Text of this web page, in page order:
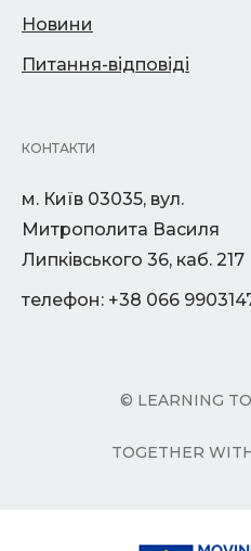
Новини
Питання-відповіді
КОНТАКТИ
м. Київ 03035, вул.
Митрополита Василя
Липківського 36, каб. 217
телефон: +38 066
© LEARNING
TOGETHER